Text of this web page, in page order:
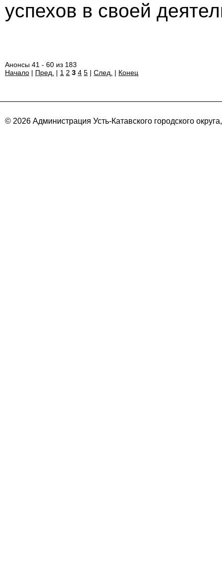
успехов в своей
Анонсы 41 - 60 из 183
Начало | Пред. | 1 2 3 4 5 | След. | Конец
© 2026 Администрация Усть-Катавского городского